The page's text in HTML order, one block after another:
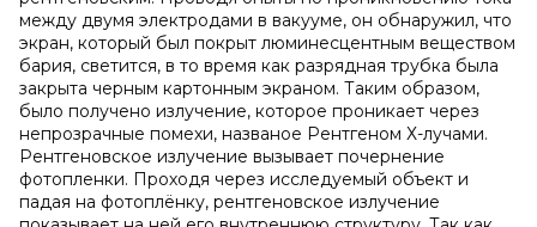
между двумя электродами в вакууме, он обнаружил, что
экран, который был покрыт люминесцентным веществом
бария, светится, в то время как разрядная трубка была
закрыта черным картонным экраном. Таким образом,
было получено излучение, которое проникает через
непрозрачные помехи, названое Рентгеном Х-лучами.
Рентгеновское излучение вызывает почернение
фотопленки. Проходя через исследуемый объект и
падая на фотоплёнку, рентгеновское излучение